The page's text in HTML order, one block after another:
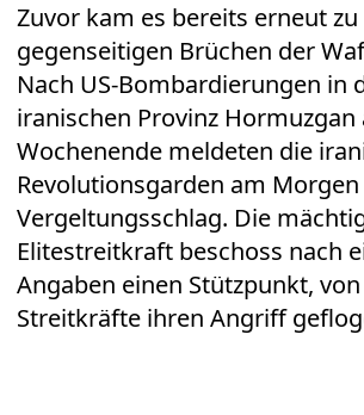
Zuvor kam es bereits erneut zu
gegenseitigen Brüchen der
Nach US-Bombardierungen in
iranischen Provinz Hormuzgan
Wochenende meldeten die
Revolutionsgarden am
Vergeltungsschlag. Die
Elitestreitkraft beschoss nach
Angaben einen Stützpunkt,
Streitkräfte ihren Angriff